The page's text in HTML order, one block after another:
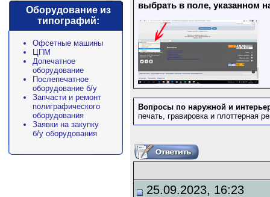
Оборудование из
типографий:
Офсетные машины
ЦПМ
Допечатное
оборудование
Послепечатное
оборудование б/у
Запчасти и ремонт
полиграфического
оборудования
Заявки на закупку
б/у оборудования
выбрать в поле, указанном
Вопросы по наружной и
печать, гравировка и плоттерная
25.09.2023, 16:23